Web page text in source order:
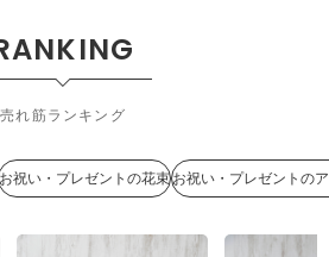
売れ筋ランキング
お祝い・プレゼントの花束お祝い・プレゼントの